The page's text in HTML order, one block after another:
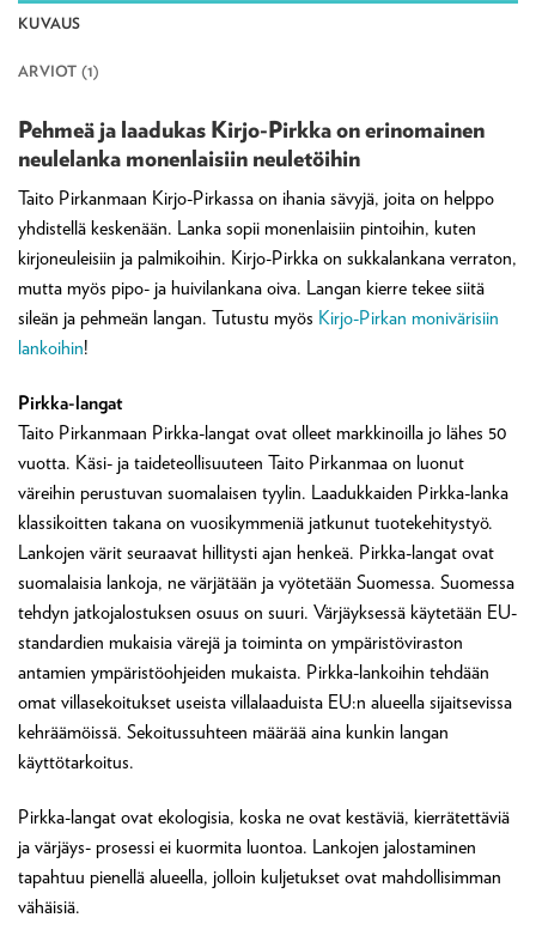
KUVAUS
ARVIOT (1)
Pehmeä ja laadukas Kirjo-Pirkka on erinomainen
neulelanka monenlaisiin neuletöihin
Taito Pirkanmaan Kirjo-Pirkassa on ihania sävyjä, joita on helppo
yhdistellä keskenään. Lanka sopii monenlaisiin pintoihin, kuten
kirjoneuleisiin ja palmikoihin. Kirjo-Pirkka on sukkalankana verraton,
mutta myös pipo- ja huivilankana oiva. Langan kierre tekee siitä
sileän ja pehmeän langan. Tutustu myös Kirjo-Pirkan monivärisiin
lankoihin!
Pirkka-langat
Taito Pirkanmaan Pirkka-langat ovat olleet markkinoilla jo lähes 50
vuotta. Käsi- ja taideteollisuuteen Taito Pirkanmaa on luonut
väreihin perustuvan suomalaisen tyylin. Laadukkaiden Pirkka-lanka
klassikoitten takana on vuosikymmeniä jatkunut tuotekehitystyö.
Lankojen värit seuraavat hillitysti ajan henkeä. Pirkka-langat ovat
suomalaisia lankoja, ne värjätään ja vyötetään Suomessa. Suomessa
tehdyn jatkojalostuksen osuus on suuri. Värjäyksessä käytetään EU-
standardien mukaisia värejä ja toiminta on ympäristöviraston
antamien ympäristöohjeiden mukaista. Pirkka-lankoihin tehdään
omat villasekoitukset useista villalaaduista EU:n alueella sijaitsevissa
kehräämöissä. Sekoitussuhteen määrää aina kunkin langan
käyttötarkoitus.
Pirkka-langat ovat ekologisia, koska ne ovat kestäviä, kierrätettäviä
ja värjäys- prosessi ei kuormita luontoa. Lankojen jalostaminen
tapahtuu pienellä alueella, jolloin kuljetukset ovat mahdollisimman
vähäisiä.